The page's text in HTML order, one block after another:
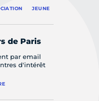
JEUNE
de Paris
par email
d'intérêt